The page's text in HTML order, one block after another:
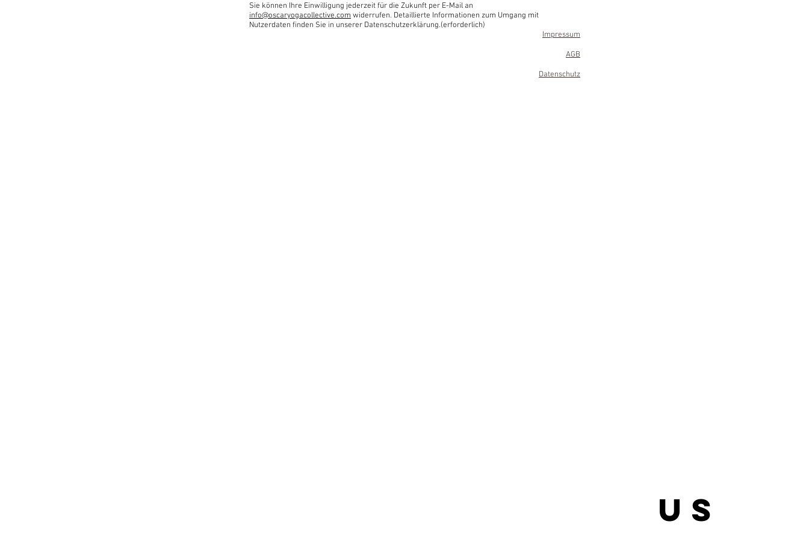
Sie können Ihre Einwilligung jederzeit für die Zukunft per E-Mail an
info@oscaryogacollective.com widerrufen. Detaillierte Informationen zum Umgang mit
Nutzerdaten finden Sie in unserer Datenschutzerklärung.(erforderlich)
Impressum
AGB
Datenschutz
us